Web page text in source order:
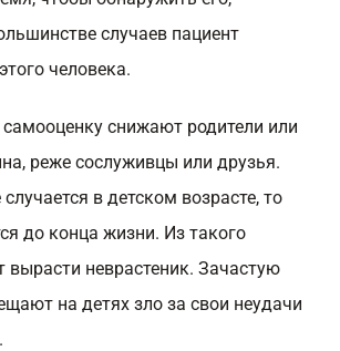
случаев пациент
человека.
самооценку снижают родители или
реже сослуживцы или друзья.
в детском возрасте, то
до конца жизни. Из такого
вырасти неврастеник. Зачастую
на детях зло за свои неудачи